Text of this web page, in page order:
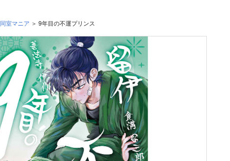
同室マニア 9年目の不運プリンス